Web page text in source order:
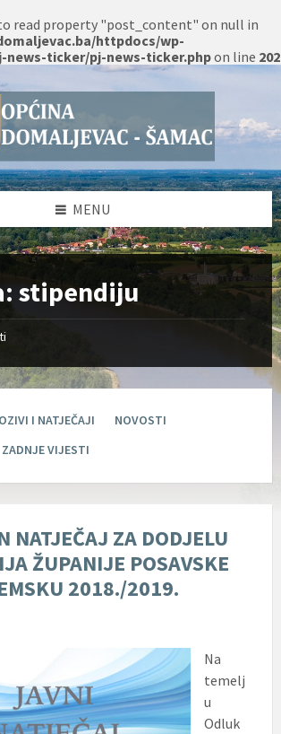
read property "post_content" on null in
httpdocs/wp-
ticker/pj-news-ticker.phpon line 202
MENU
stipendiju
I NATJEČAJI
NOVOSTI
ZADNJE VIJESTI
NATJEČAJ ZA DODJELU
ŽUPANIJE POSAVSKE
2018./2019.
Na
temelj
u
Odluk